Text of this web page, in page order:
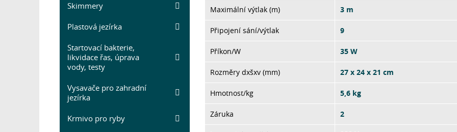
Skimmery
Plastová jezírka
Startovací bakterie,
likvidace řas, úprava
vody, testy
Vysavače pro zahradní
jezírka
Krmivo pro ryby
Maximální výtlak (m) 3 m
Připojení sání/výtlak 9
Příkon/W 35 W
Rozměry dxšxv (mm) 27 x 24 x 21 cm
Hmotnost/kg 5,6 kg
Záruka 2